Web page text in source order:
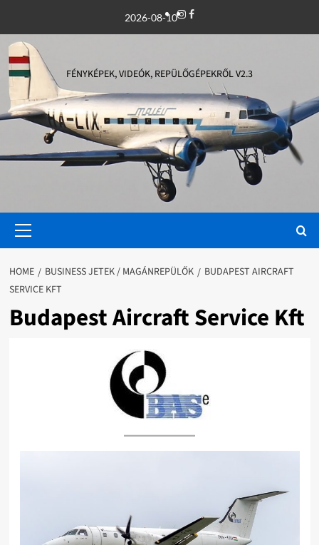
content
2026-08-10Instagram
Facebook
FÉNYKÉPEK, VIDEÓK, REPÜLŐGÉPEKRŐL V2.3
Menu
HOME BUSINESS JETEK / MAGÁNREPÜLŐK
BUDAPEST AIRCRAFT
SERVICE KFT
Budapest Aircraft Service Kft